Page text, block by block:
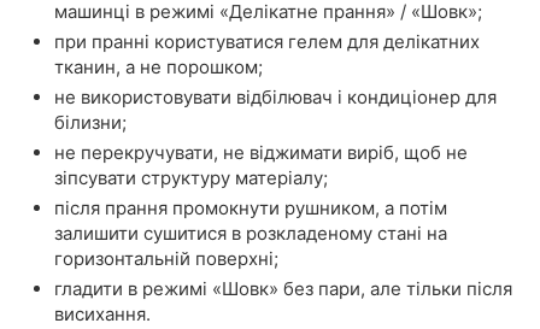
машинці в режимі «Делікатне прання» / «Шовк»;
при пранні користуватися гелем для делікатних
тканин, а не порошком;
не використовувати відбілювач і кондиціонер для
білизни;
не перекручувати, не віджимати виріб, щоб не
зіпсувати структуру матеріалу;
після прання промокнути рушником, а потім
залишити сушитися в розкладеному стані на
горизонтальній поверхні;
гладити в режимі «Шовк» без пари, але тільки після
висихання.